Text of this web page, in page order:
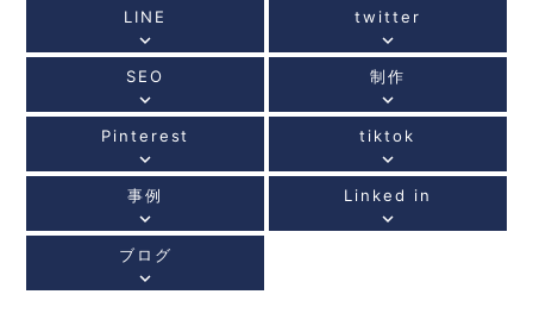
LINE
keyboard_arrow_down
twitter
keyboard_arrow_down
SEO
keyboard_arrow_down
制作
keyboard_arrow_down
Pinterest
keyboard_arrow_down
tiktok
keyboard_arrow_down
事例
keyboard_arrow_down
Linked in
keyboard_arrow_down
ブログ
keyboard_arrow_down